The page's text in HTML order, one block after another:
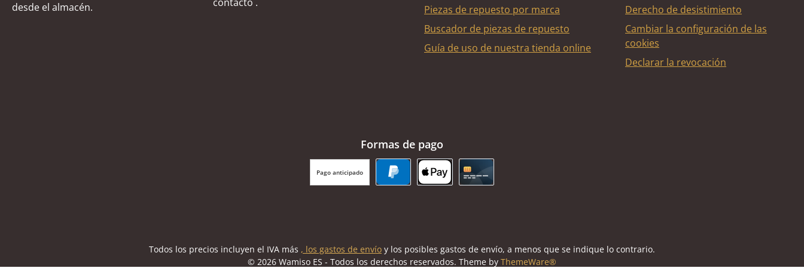
desde el almacén.
Piezas de repuesto por marca
Buscador de piezas de repuesto
Guía de uso de nuestra tienda online
Derecho de desistimiento
Cambiar la configuración de las
cookies
Declarar la revocación
Formas de pago
Pago anticipado
Todos los precios incluyen el IVA más , los gastos de envío y los posibles gastos de envío, a menos que se indique lo contrario.
© 2026 Wamiso ES - Todos los derechos reservados. Theme by ThemeWare®